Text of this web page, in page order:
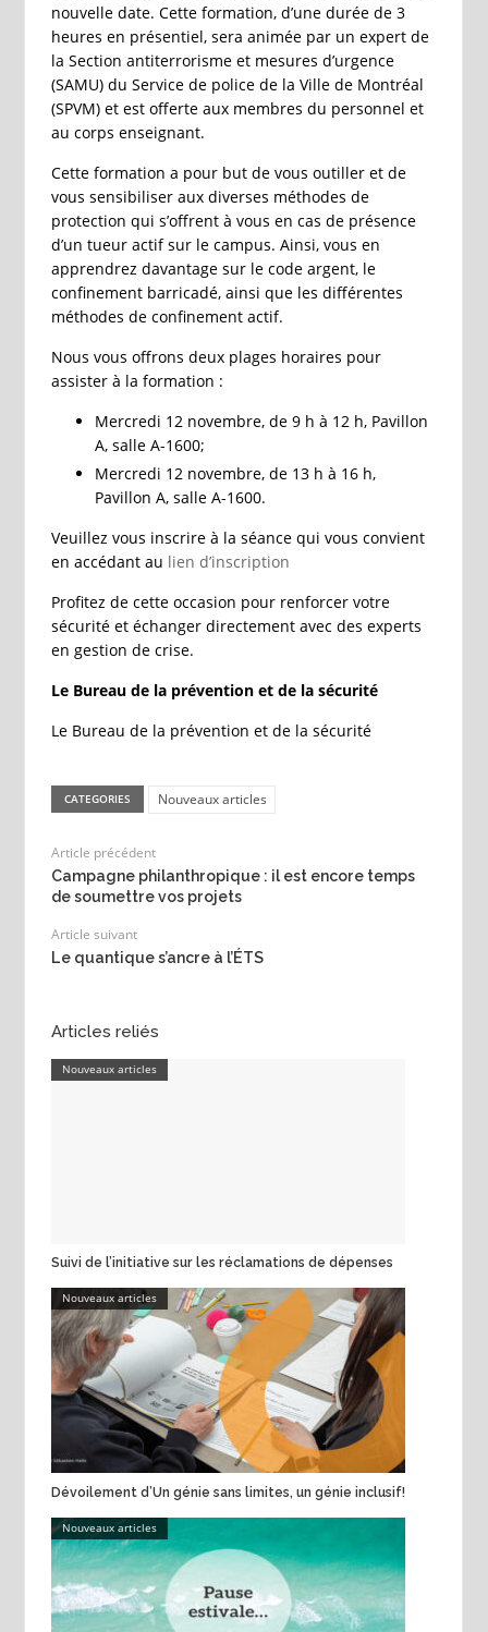
nouvelle date. Cette formation, d’une durée de 3
heures en présentiel, sera animée par un expert de
la Section antiterrorisme et mesures d’urgence
(SAMU) du Service de police de la Ville de Montréal
(SPVM) et est offerte aux membres du personnel et
au corps enseignant.
Cette formation a pour but de vous outiller et de
vous sensibiliser aux diverses méthodes de
protection qui s’offrent à vous en cas de présence
d’un tueur actif sur le campus. Ainsi, vous en
apprendrez davantage sur le code argent, le
confinement barricadé, ainsi que les différentes
méthodes de confinement actif.
Nous vous offrons deux plages horaires pour
assister à la formation :
Mercredi 12 novembre, de 9 h à 12 h, Pavillon
A, salle A-1600;
Mercredi 12 novembre, de 13 h à 16 h,
Pavillon A, salle A-1600.
Veuillez vous inscrire à la séance qui vous convient
en accédant au lien d’inscription
Profitez de cette occasion pour renforcer votre
sécurité et échanger directement avec des experts
en gestion de crise.
Le Bureau de la prévention et de la sécurité
Le Bureau de la prévention et de la sécurité
CATEGORIES Nouveaux articles
Article précédent
Campagne philanthropique : il est encore temps
de soumettre vos projets
Article suivant
Le quantique s’ancre à l’ÉTS
Articles reliés
Nouveaux articles
Suivi de l’initiative sur les réclamations de dépenses
Nouveaux articles
Dévoilement d’Un génie sans limites, un génie inclusif!
Nouveaux articles